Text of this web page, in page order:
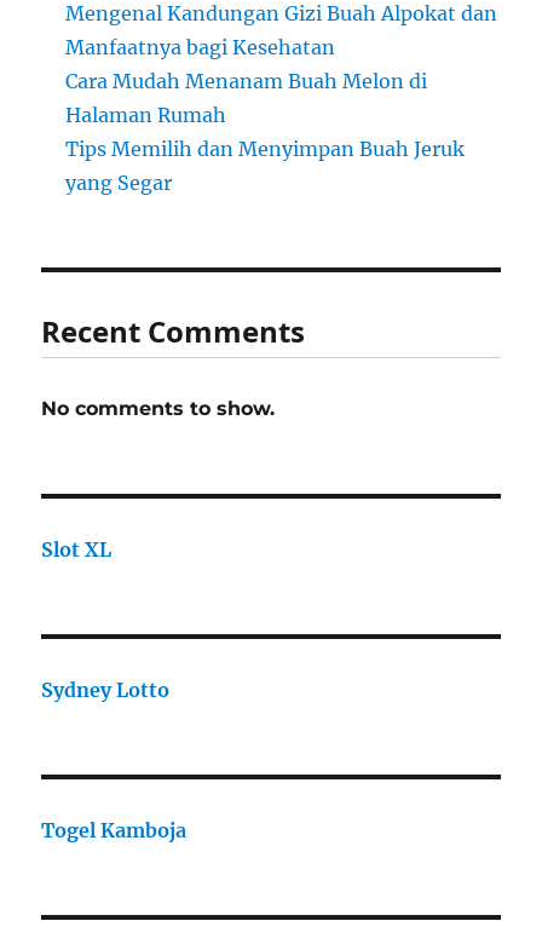
Mengenal Kandungan Gizi Buah Alpokat dan
Manfaatnya bagi Kesehatan
Cara Mudah Menanam Buah Melon di
Halaman Rumah
Tips Memilih dan Menyimpan Buah Jeruk
yang Segar
Recent Comments
No comments to show.
Slot XL
Sydney Lotto
Togel Kamboja